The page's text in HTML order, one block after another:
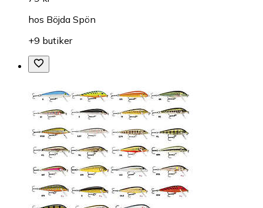
hos Böjda Spön
+9 butiker